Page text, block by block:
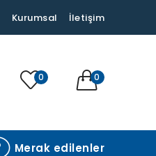
Kurumsal İletişim
0 0
Merak edilenler